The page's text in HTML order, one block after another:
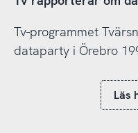
Tv-programmet
dataparty i Örebro
Läs